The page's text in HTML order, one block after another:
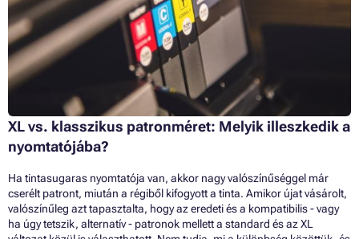
XL vs. klasszikus patronméret: Melyik illeszkedik a
nyomtatójába?
Ha tintasugaras nyomtatója van, akkor nagy valószínűséggel már
cserélt patront, miután a régiből kifogyott a tinta. Amikor újat vásárolt,
valószínűleg azt tapasztalta, hogy az eredeti és a kompatibilis - vagy
ha úgy tetszik, alternatív - patronok mellett a standard és az XL